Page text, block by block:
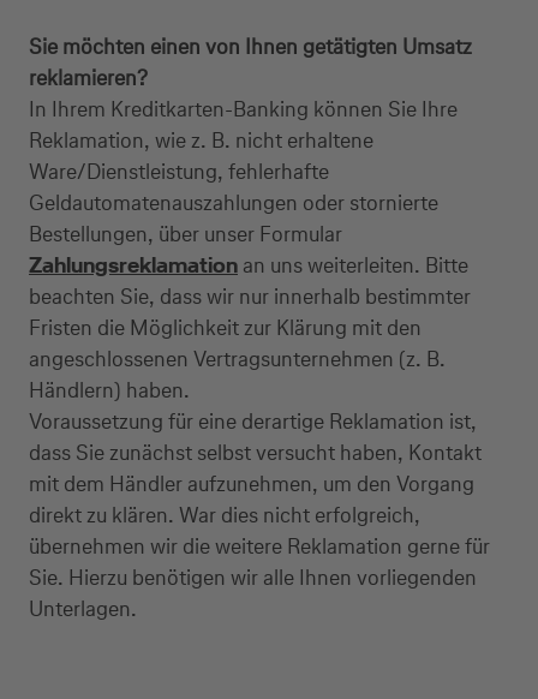
Sie möchten einen von Ihnen getätigten Umsatz
reklamieren?
In Ihrem Kreditkarten-Banking können Sie Ihre
Reklamation, wie z. B. nicht erhaltene
Ware/Dienstleistung, fehlerhafte
Geldautomatenauszahlungen oder stornierte
Bestellungen, über unser Formular
Zahlungsreklamation an uns weiterleiten. Bitte
beachten Sie, dass wir nur innerhalb bestimmter
Fristen die Möglichkeit zur Klärung mit den
angeschlossenen Vertragsunternehmen (z. B.
Händlern) haben.
Voraussetzung für eine derartige Reklamation ist,
dass Sie zunächst selbst versucht haben, Kontakt
mit dem Händler aufzunehmen, um den Vorgang
direkt zu klären. War dies nicht erfolgreich,
übernehmen wir die weitere Reklamation gerne für
Sie. Hierzu benötigen wir alle Ihnen vorliegenden
Unterlagen.
Kreditkarte beantragen
Suchen Sie eine Kreditkarte für die private oder
geschäftliche Nutzung? Oder möchten Sie
Kreditkarten für Ihr Unternehmen beantragen?
Über die Auswahl gelangen Sie direkt in den
gewünschten Antrag.
Private Nutzung